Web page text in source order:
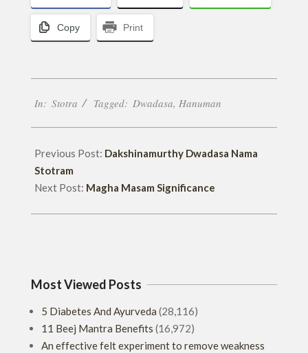
Copy Print
01-
In: Stotra Tagged: Dwadasa, Hanuman
Previous Post: Dakshinamurthy Dwadasa Nama
Stotram
Next Post: Magha Masam Significance
Most Viewed Posts
5 Diabetes And Ayurveda (28,116)
11 Beej Mantra Benefits (16,972)
An effective felt experiment to remove weakness